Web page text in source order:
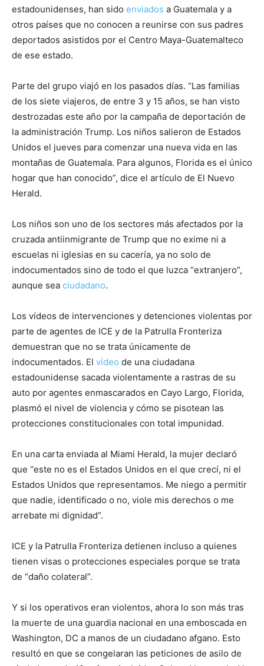
estadounidenses, han sido enviados a Guatemala y a
otros países que no conocen a reunirse con sus padres
deportados asistidos por el Centro Maya-Guatemalteco
de ese estado.
Parte del grupo viajó en los pasados días. “Las familias
de los siete viajeros, de entre 3 y 15 años, se han visto
destrozadas este año por la campaña de deportación de
la administración Trump. Los niños salieron de Estados
Unidos el jueves para comenzar una nueva vida en las
montañas de Guatemala. Para algunos, Florida es el único
hogar que han conocido”, dice el artículo de El Nuevo
Herald.
Los niños son uno de los sectores más afectados por la
cruzada antiinmigrante de Trump que no exime ni a
escuelas ni iglesias en su cacería, ya no solo de
indocumentados sino de todo el que luzca “extranjero”,
aunque sea ciudadano.
Los vídeos de intervenciones y detenciones violentas por
parte de agentes de ICE y de la Patrulla Fronteriza
demuestran que no se trata únicamente de
indocumentados. El vídeo de una ciudadana
estadounidense sacada violentamente a rastras de su
auto por agentes enmascarados en Cayo Largo, Florida,
plasmó el nivel de violencia y cómo se pisotean las
protecciones constitucionales con total impunidad.
En una carta enviada al Miami Herald, la mujer declaró
que “este no es el Estados Unidos en el que crecí, ni el
Estados Unidos que representamos. Me niego a permitir
que nadie, identificado o no, viole mis derechos o me
arrebate mi dignidad”.
ICE y la Patrulla Fronteriza detienen incluso a quienes
tienen visas o protecciones especiales porque se trata
de “daño colateral”.
Y si los operativos eran violentos, ahora lo son más tras
la muerte de una guardia nacional en una emboscada en
Washington, DC a manos de un ciudadano afgano. Esto
resultó en que se congelaran las peticiones de asilo de